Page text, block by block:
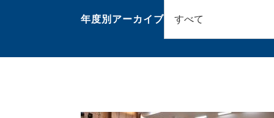
年度別アーカイブ